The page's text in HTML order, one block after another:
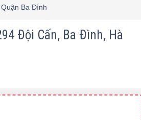
Ba Đình
Đội Cấn, Ba Đình, Hà